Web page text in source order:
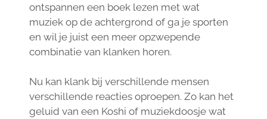
ontspannen een boek lezen met wat
muziek op de achtergrond of ga je sporten
en wil je juist een meer opzwepende
combinatie van klanken horen.
Nu kan klank bij verschillende mensen
verschillende reacties oproepen. Zo kan het
geluid van een Koshi of muziekdoosje wat